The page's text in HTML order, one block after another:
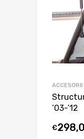
ACCESORII
’03-’12
€